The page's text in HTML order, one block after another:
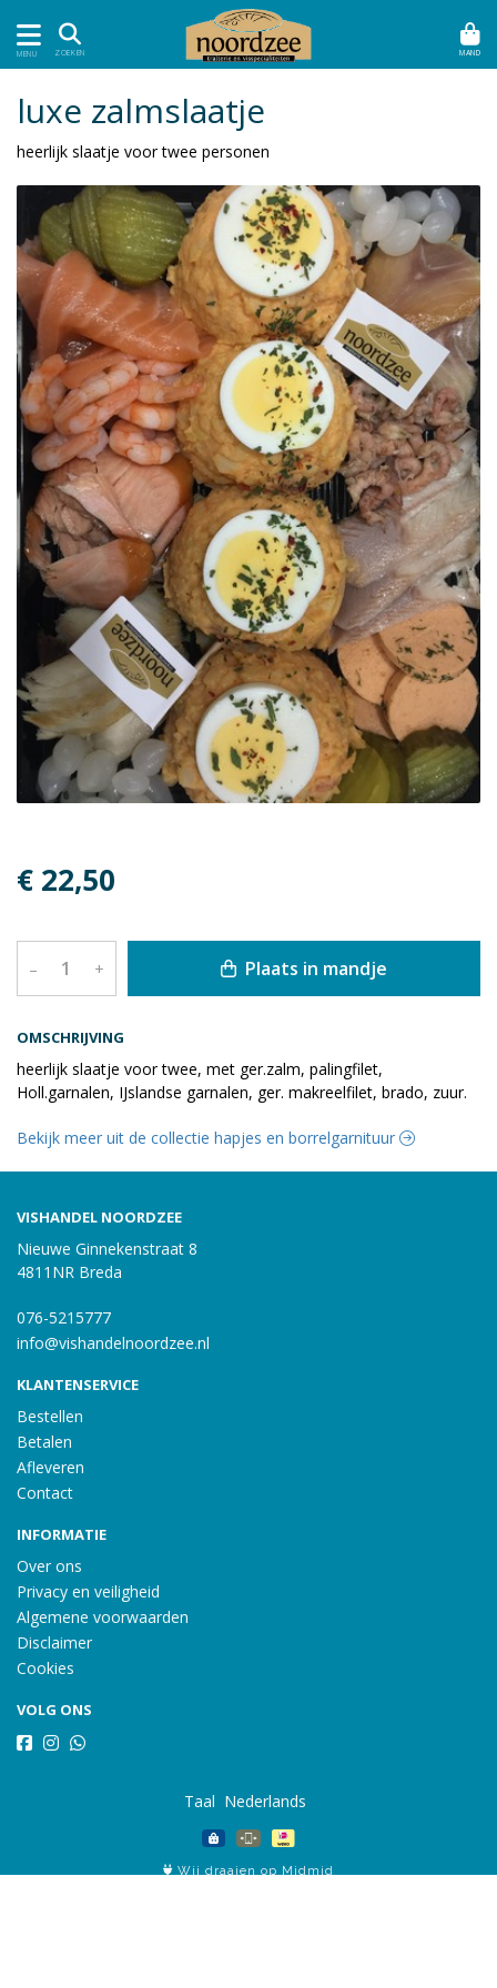
MENU ZOEKEN MAND
OMSCHRIJVING
heerlijk slaatje voor twee, met ger.zalm, palingfilet,
Holl.garnalen, IJslandse garnalen, ger. makreelfilet, brado, zuur.
luxe zalmslaatje
heerlijk slaatje voor twee personen
€ 22,50
– + Plaats in mandje
Bekijk meer uit de collectie hapjes en borrelgarnituur
VISHANDEL NOORDZEE
Nieuwe Ginnekenstraat 8
4811NR Breda
076-5215777
info@vishandelnoordzee.nl
KLANTENSERVICE
Bestellen
Betalen
Afleveren
Contact
INFORMATIE
Over ons
Privacy en veiligheid
Algemene voorwaarden
Disclaimer
Cookies
VOLG ONS
Taal
Wij draaien op Midmid